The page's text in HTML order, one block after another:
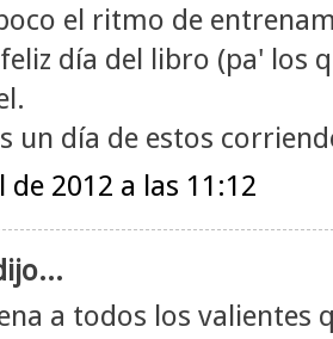
el ritmo de
día del libro (pa' los
un día de estos
de 2012 a las 11:12
a todos los valientes